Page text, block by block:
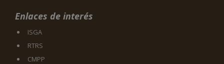
Enlaces de interés
ISGA
RTRS
CMPP